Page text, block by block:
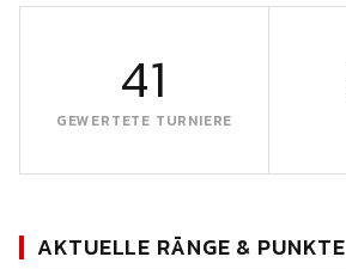
41
GEWERTETE TURNIERE
AKTUELLE RÄNGE & PUNKTE